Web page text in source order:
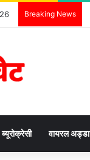
Breaking News
ब्यूरोक्रेसी वायरल अड्डा